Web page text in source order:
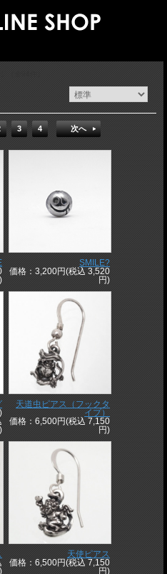
3 4 次へ
SMILE?
価格：3,200円(税込 3,520
円)
天道虫ピアス（フックタ
イプ）
価格：6,500円(税込 7,150
円)
天使ピアス
価格：6,500円(税込 7,150
円)